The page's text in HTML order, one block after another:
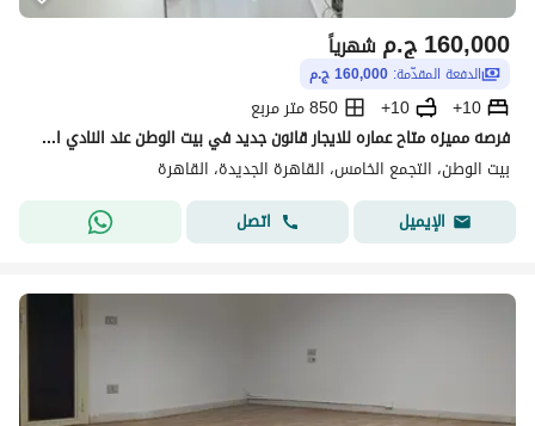
ج.م160,000 شهرياً
الدفعة المقدّمة: 160,000 ج.م
10+
10+
850 متر مربع
فرصه مميزه متاح عماره للايجار قانون جديد في بيت الوطن عند النادي الاهلي تشطيبات خاصه - اول سكن
بيت الوطن، التجمع الخامس، القاهرة الجديدة، القاهرة
الإيميل
اتصل